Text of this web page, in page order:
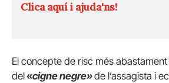
Clica aquí i ajuda'ns!
El concepte de risc més
del«cignenegre»de l’assagista i